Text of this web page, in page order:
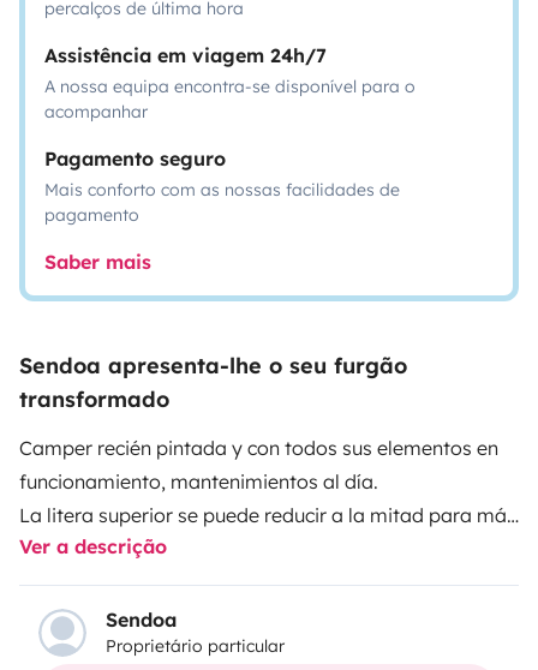
percalços de última hora
Assistência em viagem 24h/7
A nossa equipa encontra-se disponível para o
acompanhar
Pagamento seguro
Mais conforto com as nossas facilidades de
pagamento
Saber mais
Sendoa apresenta-lhe o seu furgão
transformado
Camper recién pintada y con todos sus elementos en
funcionamiento, mantenimientos al día.
La litera superior se puede reducir a la mitad para más
comodidad.
Mosquitera en puertas y ventanas. Luces led táctiles.
Nevera a compresor.
Conducción muy cómoda y bajo consumo.
Ver a descrição
Sendoa
Proprietário particular